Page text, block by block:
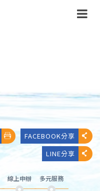
FACEBOOK分享
LINE分享
線上申辦 多元服務